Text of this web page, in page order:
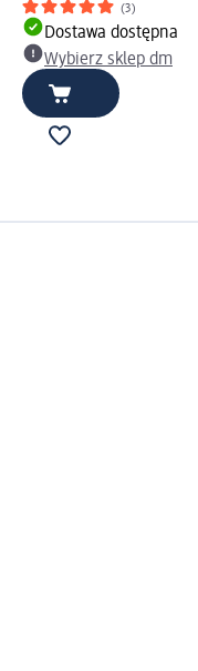
(3)
Dostawa dostępna
Wybierz sklep dm